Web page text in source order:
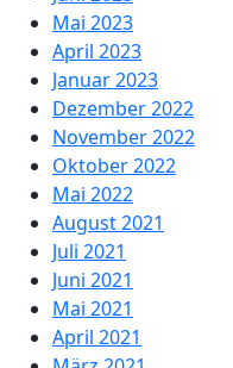
Mai 2023
April 2023
Januar 2023
Dezember 2022
November 2022
Oktober 2022
Mai 2022
August 2021
Juli 2021
Juni 2021
Mai 2021
April 2021